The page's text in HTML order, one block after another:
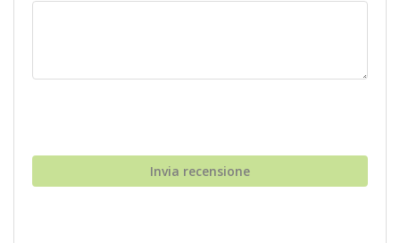
Invia recensione